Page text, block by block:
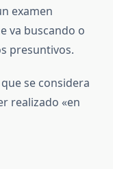
examen
va buscando o
presuntivos.
se considera
realizado «en